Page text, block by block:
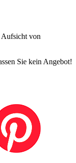
von
Sie kein Angebot!